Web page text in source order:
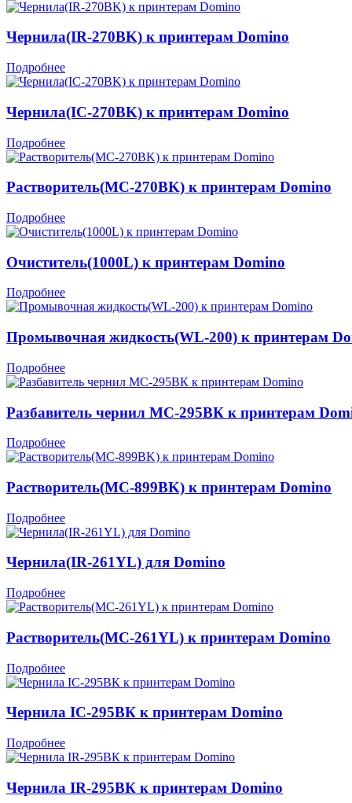
Чернила(IR-270BK) к принтерам Domino
Подробнее
Чернила(IC-270BK) к принтерам Domino
Подробнее
Растворитель(MC-270BK) к принтерам Domino
Подробнее
Очиститель(1000L) к принтерам Domino
Подробнее
Промывочная жидкость(WL-200) к принтерам
Подробнее
Разбавитель чернил MC-295ВК к принтерам
Подробнее
Растворитель(MC-899BK) к принтерам Domino
Подробнее
Чернила(IR-261YL) для Domino
Подробнее
Растворитель(MC-261YL) к принтерам Domino
Подробнее
Чернила IC-295ВК к принтерам Domino
Подробнее
Чернила IR-295ВК к принтерам Domino